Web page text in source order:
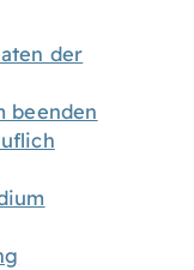
der
beenden